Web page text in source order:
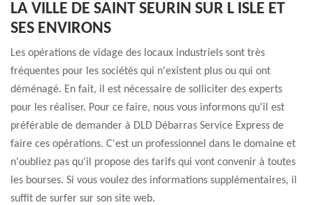
LA VILLE DE SAINT SEURIN SUR L ISLE ET
SES ENVIRONS
Les opérations de vidage des locaux industriels sont très
fréquentes pour les sociétés qui n'existent plus ou qui ont
déménagé. En fait, il est nécessaire de solliciter des experts
pour les réaliser. Pour ce faire, nous vous informons qu'il est
préférable de demander à DLD Débarras Service Express de
faire ces opérations. C'est un professionnel dans le domaine et
n'oubliez pas qu'il propose des tarifs qui vont convenir à toutes
les bourses. Si vous voulez des informations supplémentaires, il
suffit de surfer sur son site web.